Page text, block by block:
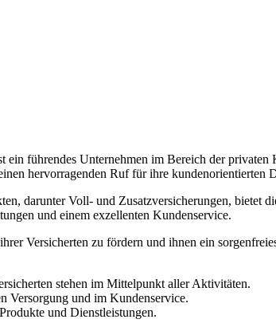
führendes Unternehmen im Bereich der
hervorragenden Ruf für ihre kundenorientierten
darunter Voll- und Zusatzversicherungen,
und einem exzellenten Kundenservice.
Versicherten zu fördern und ihnen ein
stehen im Mittelpunkt aller Aktivitäten.
Versorgung und im Kundenservice.
und Dienstleistungen.